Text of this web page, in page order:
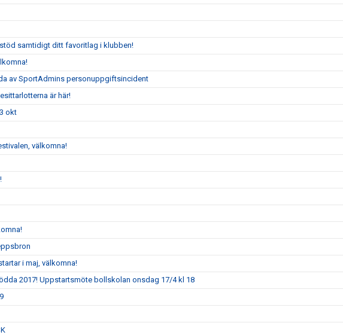
samtidigt ditt favoritlag i klubben!
av SportAdmins personuppgiftsincident
är här!
okt
välkomna!
i maj, välkomna!
2017! Uppstartsmöte bollskolan onsdag 17/4 kl 18